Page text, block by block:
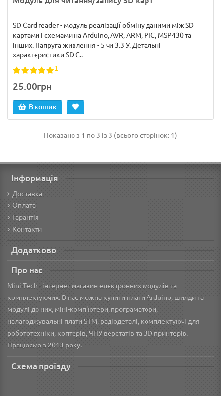
SD Card reader - модуль реалізації обміну даними між SD
картами і схемами на Arduino, AVR, ARM, PIC, MSP430 та
інших. Напруга живлення - 5 чи 3.3 У. Детальні
характеристики SD C..
1
25.00грн
В кошик
Показано з 1 по 3 із 3 (всього сторінок: 1)
Інформація
Доставка
Оплата
Гарантія
Контакти
Додатково
Про нас
Mini-Tech - інтернет магазин електронних модулів та
комплектуючих. В нас можна купити плати Arduino, шилди та
модулі до них, міні-комп'ютери, програматори,
налагоджувальні плати STM, радіодеталі, комплектуючі для
робототехніки, коптерів, ЧПУ верстатів та 3D принтерів.
Працюємо з 2013 року.
Схема проїзду